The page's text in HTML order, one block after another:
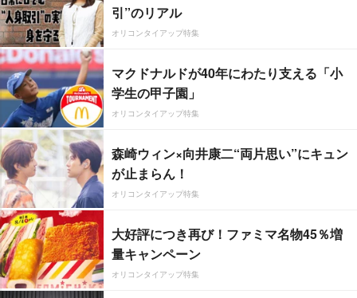
引”のリアル
オリコンタイアップ特集
マクドナルドが40年にわたり支える「小
学生の甲子園」
オリコンタイアップ特集
森崎ウィン×向井康二“両片思い”にキュン
が止まらん！
オリコンタイアップ特集
大好評につき再び！ファミマ名物45％増
量キャンペーン
オリコンタイアップ特集